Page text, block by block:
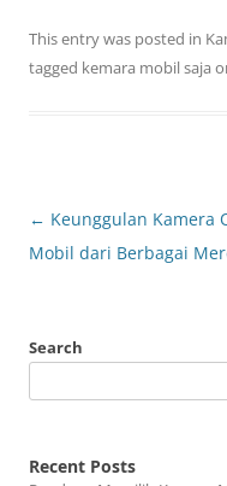
This entry was posted in
tagged kemara mobil saja
Post
navigation
← Keunggulan Kamera
Mobil dari Berbagai
Search
Recent Posts